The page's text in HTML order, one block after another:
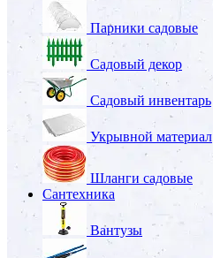
Парники садовые
Садовый декор
Садовый инвентарь
Укрывной материал
Шланги садовые
Сантехника
Вантузы